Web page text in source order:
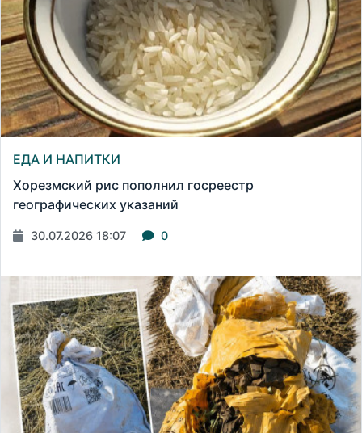
ЕДА И НАПИТКИ
Хорезмский рис пополнил госреестр
географических указаний
30.07.2026 18:07 0